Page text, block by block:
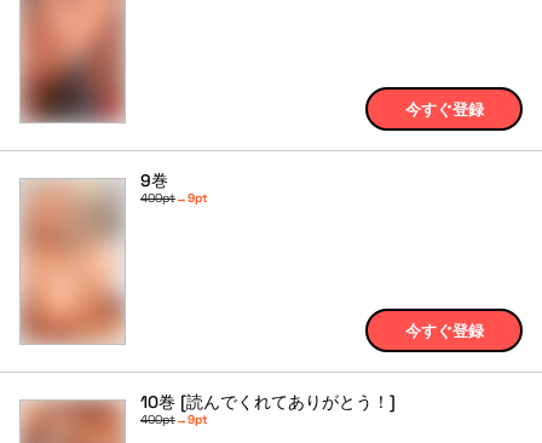
今すぐ登録
9巻
400pt→9pt
今すぐ登録
10巻 [読んでくれてありがとう！]
400pt→9pt